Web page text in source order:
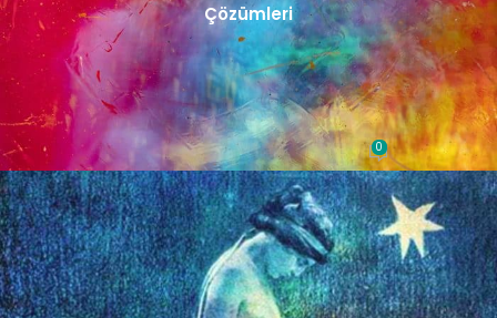
Çözümleri
GENEL
Kilo Sorunları ve Bilinçaltı
Çözümleri
Demet YıldırımOn 10 Eylül 2021 0